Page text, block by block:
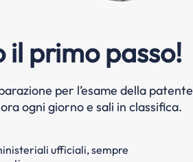
il primo passo!
per l’esame della patente
ogni giorno e sali in classifica.
ufficiali, sempre